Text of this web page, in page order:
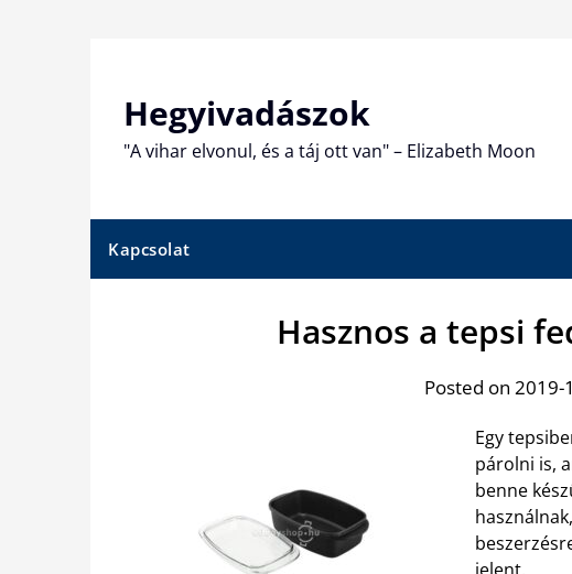
Hegyivadászok
"A vihar elvonul, és a táj ott van" – Elizabeth Moon
Kapcsolat
Hasznos a tepsi
Posted on 2019-
Egy
párolni is,
benne